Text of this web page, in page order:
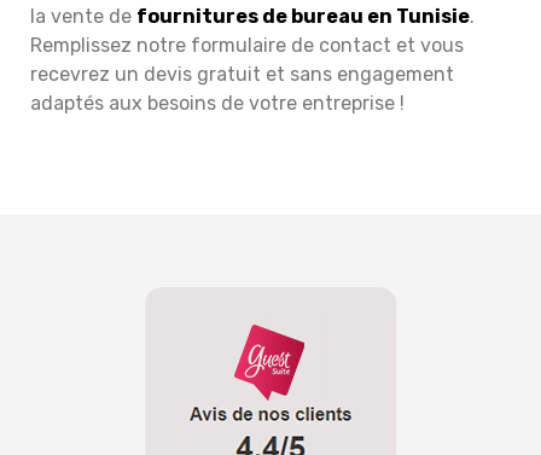
la vente de fournitures de bureau en Tunisie.
Remplissez notre formulaire de contact et vous
recevrez un devis gratuit et sans engagement
adaptés aux besoins de votre entreprise !